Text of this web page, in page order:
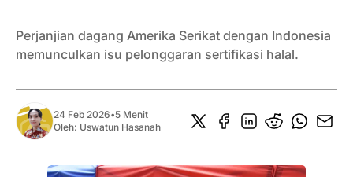
Perjanjian dagang Amerika Serikat dengan Indonesia
memunculkan isu pelonggaran sertifikasi halal.
24 Feb 2026•5 Menit
Oleh: Uswatun Hasanah